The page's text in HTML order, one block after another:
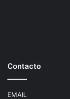
Contacto
EMAIL